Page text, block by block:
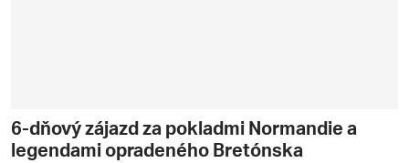
6-dňový zájazd za pokladmi Normandie a
legendami opradeného Bretónska